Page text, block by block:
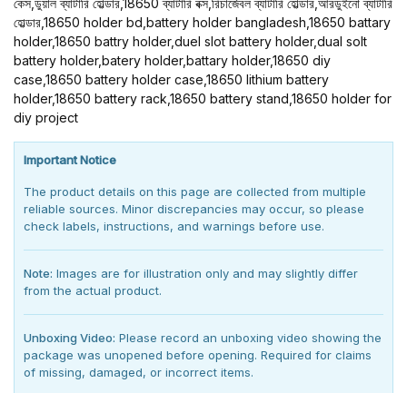
কেস,ডুয়াল ব্যাটারি হোল্ডার,18650 ব্যাটারি বক্স,রিচার্জেবল ব্যাটারি হোল্ডার,আরডুইনো ব্যাটারি
হোল্ডার,18650 holder bd,battery holder bangladesh,18650 battary
holder,18650 battry holder,duel slot battery holder,dual solt
battery holder,batery holder,battary holder,18650 diy
case,18650 battery holder case,18650 lithium battery
holder,18650 battery rack,18650 battery stand,18650 holder for
diy project
Important Notice
The product details on this page are collected from multiple
reliable sources. Minor discrepancies may occur, so please
check labels, instructions, and warnings before use.
Note: Images are for illustration only and may slightly differ
from the actual product.
Unboxing Video: Please record an unboxing video showing the
package was unopened before opening. Required for claims
of missing, damaged, or incorrect items.